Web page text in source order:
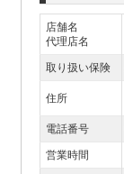
店舗名
代理店名
取り扱い保険
住所
電話番号
営業時間